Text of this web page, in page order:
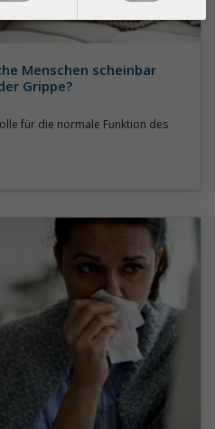
Menschen scheinbar
Grippe?
für die normale Funktion des